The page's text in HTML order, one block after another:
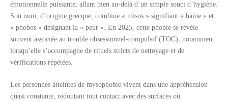
émotionnelle puissante, allant bien au-delà d’un simple souci d’hygiène.
Son nom, d’origine grecque, combine « misos » signifiant « haine » et
« phobos » désignant la « peur ». En 2025, cette phobie se révèle
souvent associée au trouble obsessionnel-compulsif (TOC), notamment
lorsqu’elle s’accompagne de rituels stricts de nettoyage et de
vérifications répétées.
Les personnes atteintes de mysophobie vivent dans une appréhension
quasi constante, redoutant tout contact avec des surfaces ou